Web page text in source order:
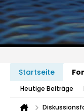
Startseite
Heutige Beiträge